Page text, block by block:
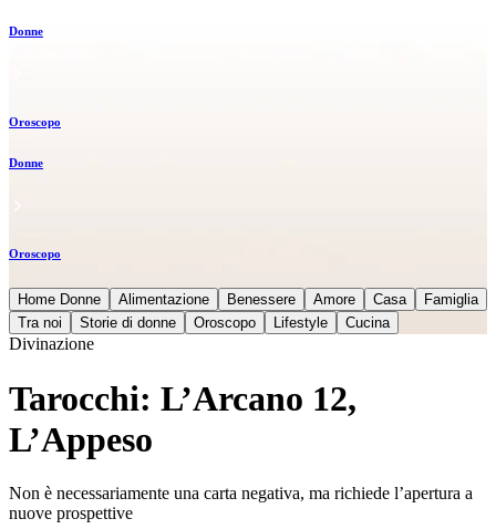
Donne
Oroscopo
Donne
Oroscopo
Home Donne Alimentazione Benessere Amore Casa
Famiglia
Tra noi
Storie di donne Oroscopo Lifestyle Cucina
Divinazione
Tarocchi: L’Arcano 12,
L’Appeso
Non è necessariamente una carta negativa, ma richiede l’apertura a
nuove prospettive